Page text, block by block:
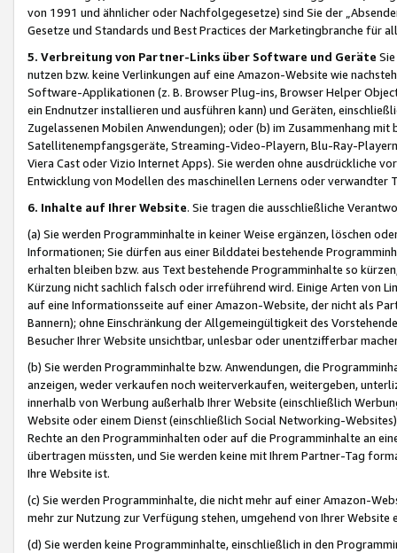
von 1991 und ähnlicher oder Nachfolgegesetze) sind Sie der
Gesetze und Standards und Best Practices der Marketingbranche für
5. Verbreitung von Partner-Links über Software und Geräte
nutzen bzw. keine Verlinkungen auf eine Amazon-Website wie
Software-Applikationen (z. B. Browser Plug-ins, Browser Helper
ein Endnutzer installieren und ausführen kann) und Geräten,
Zugelassenen Mobilen Anwendungen); oder (b) im Zusammenhang
Satellitenempfangsgeräte, Streaming-Video-Playern, Blu-Ray-
Viera Cast oder Vizio Internet Apps). Sie werden ohne ausdrückliche
Entwicklung von Modellen des maschinellen Lernens oder
6. Inhalte auf Ihrer Website. Sie tragen die ausschließliche
(a) Sie werden Programminhalte in keiner Weise ergänzen, löschen
Informationen; Sie dürfen aus einer Bilddatei bestehende
erhalten bleiben bzw. aus Text bestehende Programminhalte so
Kürzung nicht sachlich falsch oder irreführend wird. Einige Arten von
auf eine Informationsseite auf einer Amazon-Website, der nicht als
Bannern); ohne Einschränkung der Allgemeingültigkeit des
Besucher Ihrer Website unsichtbar, unlesbar oder unentzifferbar
(b) Sie werden Programminhalte bzw. Anwendungen, die
anzeigen, weder verkaufen noch weiterverkaufen, weitergeben,
innerhalb von Werbung außerhalb Ihrer Website (einschließlich
Website oder einem Dienst (einschließlich Social Networking-
Rechte an den Programminhalten oder auf die Programminhalte an
übertragen müssten, und Sie werden keine mit Ihrem Partner-Tag
Ihre Website ist.
(c) Sie werden Programminhalte, die nicht mehr auf einer Amazon-
mehr zur Nutzung zur Verfügung stehen, umgehend von Ihrer
(d) Sie werden keine Programminhalte, einschließlich in den